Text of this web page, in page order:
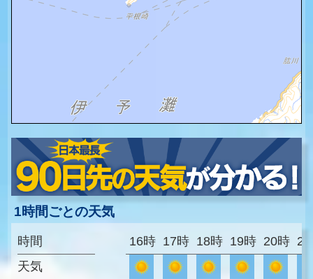
1時間ごとの天気
時間
天気
16時 17時 18時 19時 20時